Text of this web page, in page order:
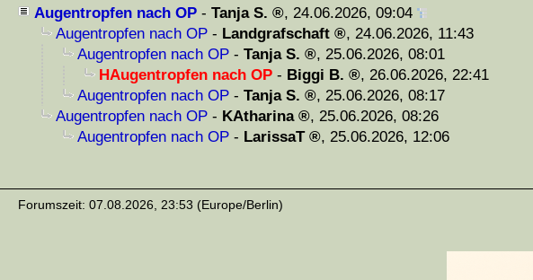
Augentropfen nach OP - Tanja S. , 24.06.2026, 09:04
Augentropfen nach OP - Landgrafschaft , 24.06.2026, 11:43
Augentropfen nach OP - Tanja S. , 25.06.2026, 08:01
HAugentropfen nach OP - Biggi B. , 26.06.2026, 22:41
Augentropfen nach OP - Tanja S. , 25.06.2026, 08:17
Augentropfen nach OP - KAtharina , 25.06.2026, 08:26
Augentropfen nach OP - LarissaT , 25.06.2026, 12:06
Forumszeit: 07.08.2026, 23:53 (Europe/Berlin)